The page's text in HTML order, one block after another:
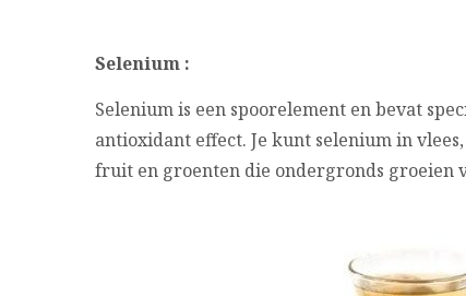
Selenium :
Selenium is een spoorelement en bevat
antioxidant effect. Je kunt selenium in
fruit en groenten die ondergronds groeien